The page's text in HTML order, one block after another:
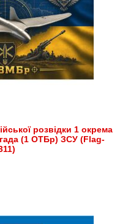
розвідки 1 окрема
(1 ОТБр) ЗСУ (Flag-